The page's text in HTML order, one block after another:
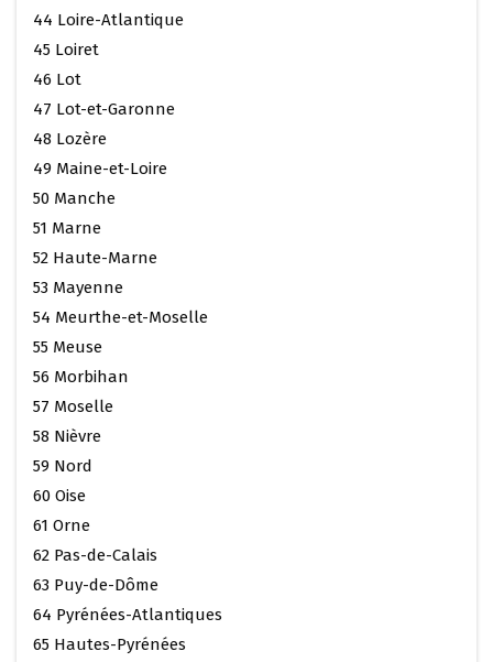
44 Loire-Atlantique
45 Loiret
46 Lot
47 Lot-et-Garonne
48 Lozère
49 Maine-et-Loire
50 Manche
51 Marne
52 Haute-Marne
53 Mayenne
54 Meurthe-et-Moselle
55 Meuse
56 Morbihan
57 Moselle
58 Nièvre
59 Nord
60 Oise
61 Orne
62 Pas-de-Calais
63 Puy-de-Dôme
64 Pyrénées-Atlantiques
65 Hautes-Pyrénées